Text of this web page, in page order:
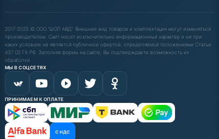
2017-2025 © ООО "ШОП АВД". Внешний вид товаров и комплектация могут изменяться
производителем. Сайт носит исключительно информационный характер и ни при
каких условиях не является публичной офертой, определяемой положениями Статьи
437 (2) ГК РФ. Заполняя формы на сайте, Вы подтверждаете возможность их
обработки.
МЫ В СОЦСЕТЯХ
ПРИНИМАЕМ К ОПЛАТЕ
С НДС